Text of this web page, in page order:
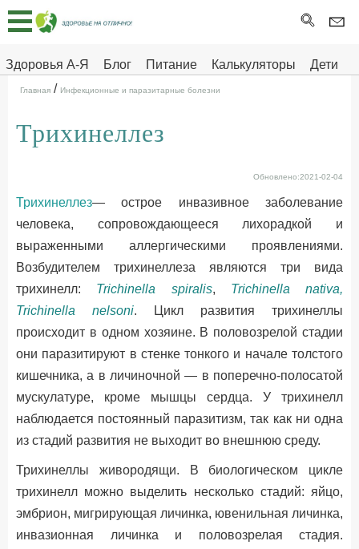
Здоровья А-Я Блог Питание Калькуляторы
Дети
Здоровье на отлично
Главная
Тесты
Про
ДЕТЯМ
Главная / Инфекционные и паразитарные болезни
Трихинеллез
Обновлено:2021-02-04
Трихинеллез— острое инвазивное заболевание
человека, сопровождающееся лихорадкой и
выраженными аллергическими проявлениями.
Возбудителем трихинеллеза являются три вида
трихинелл: Trichinella spiralis, Trichinella nativa,
Trichinella nelsoni. Цикл развития трихинеллы
происходит в одном хозяине. В половозрелой стадии
они паразитируют в стенке тонкого и начале толстого
кишечника, а в личиночной — в поперечно-полосатой
мускулатуре, кроме мышцы сердца. У трихинелл
наблюдается постоянный паразитизм, так как ни одна
из стадий развития не выходит во внешнюю среду.
Трихинеллы живородящи. В биологическом цикле
трихинелл можно выделить несколько стадий: яйцо,
эмбрион, мигрирующая личинка, ювенильная личинка,
инвазионная личинка и половозрелая стадия.